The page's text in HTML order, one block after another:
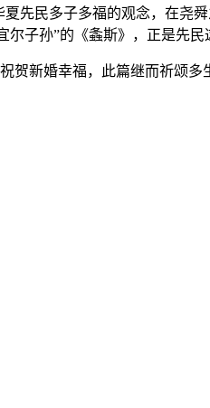
先民多子多福的观念，在尧
子孙”的《螽斯》，正是先民
贺新婚幸福，此篇继而祈颂